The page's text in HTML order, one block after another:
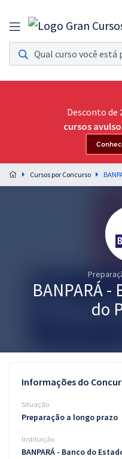
Assinatura Ilimitada 11
Acesso a todos os cursos. Teste
Assinatura OAB Até
Acesso ilimitado a toda
Preparação completa e intensiva
residências em saúde do Brasil
Conteúdo gratuito
Blog
Desconto de
cursos
Cursos por Concurso
BANPARÁ -
do
Informações do
Situação
Preparação a longo prazo
Instituição
BANPARÁ - Banco do